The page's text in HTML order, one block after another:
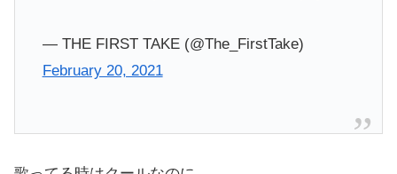
— THE FIRST TAKE (@The_FirstTake)
February 20, 2021